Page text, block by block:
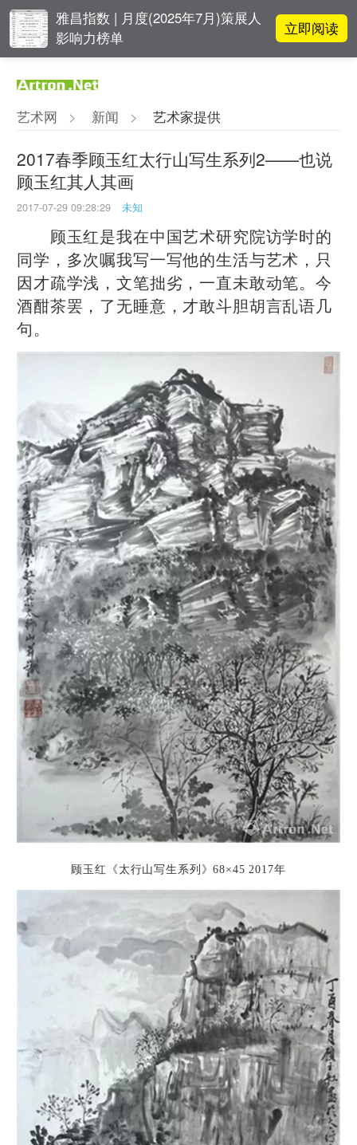
雅昌指数 | 月度(2025年7月)策展人
影响力榜单
立即阅读
为策展式艺术商业综合体？
张瀚文：以物质媒介具象化精神世
界
翟莫梵：绘画少年的广阔天空
艺术网 > 新闻 > 艺术家提供
2017春季顾玉红太行山写生系列2——也说
顾玉红其人其画
2017-07-29 09:28:29 未知
顾玉红是我在中国艺术研究院访学时的
同学，多次嘱我写一写他的生活与艺术，只
因才疏学浅，文笔拙劣，一直未敢动笔。今
酒酣茶罢，了无睡意，才敢斗胆胡言乱语几
句。
顾玉红《太行山写生系列》68×45 2017年